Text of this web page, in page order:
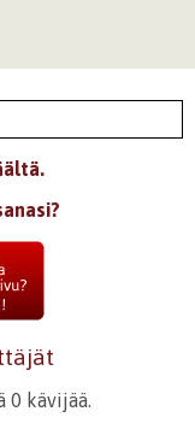
0 kävijää.